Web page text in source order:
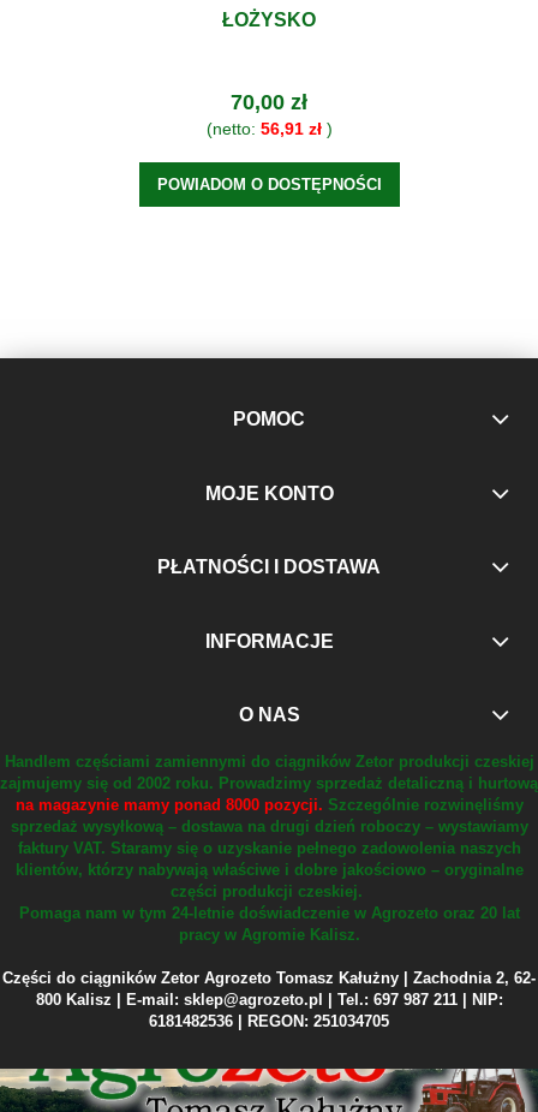
ŁOŻYSKO
70,00 zł
(netto: 56,91 zł)
POWIADOM O DOSTĘPNOŚCI
POMOC
MOJE KONTO
PŁATNOŚCI I DOSTAWA
INFORMACJE
O NAS
Handlem częściami zamiennymi do ciągników Zetor produkcji czeskiej
zajmujemy się od 2002 roku. Prowadzimy sprzedaż detaliczną i hurtową
na magazynie mamy ponad 8000 pozycji. Szczególnie rozwinęliśmy
sprzedaż wysyłkową – dostawa na drugi dzień roboczy – wystawiamy
faktury VAT. Staramy się o uzyskanie pełnego zadowolenia naszych
klientów, którzy nabywają właściwe i dobre jakościowo – oryginalne
części produkcji czeskiej.
Pomaga nam w tym 24-letnie doświadczenie w Agrozeto oraz 20 lat
pracy w Agromie Kalisz.
Części do ciągników Zetor Agrozeto Tomasz Kałużny | Zachodnia 2, 62-
800 Kalisz | E-mail: sklep@agrozeto.pl | Tel.: 697 987 211 | NIP:
6181482536 | REGON: 251034705